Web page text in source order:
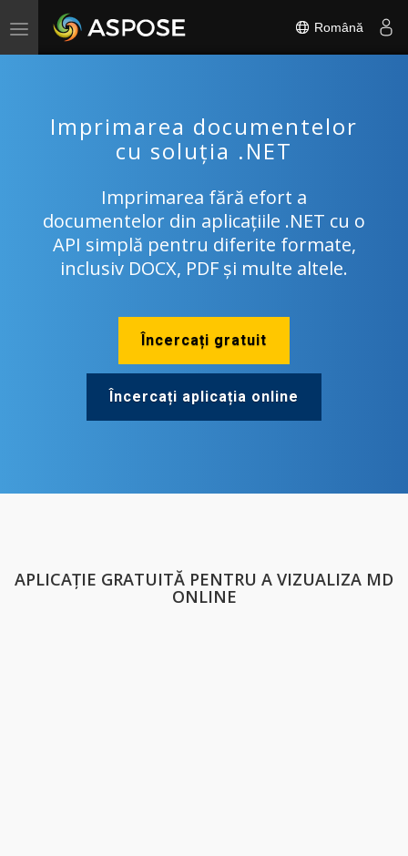
Toggle
Română
Imprimarea documentelor
cu soluția .NET
Imprimarea fără efort a
documentelor din aplicațiile .NET cu o
API simplă pentru diferite formate,
inclusiv DOCX, PDF și multe altele.
Încercați gratuit
Încercați aplicația online
APLICAȚIE GRATUITĂ PENTRU A VIZUALIZA MD
ONLINE